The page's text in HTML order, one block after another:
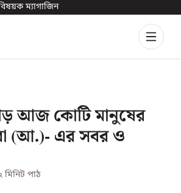
ম্যাগাজিন
আজ কোটি মানুষের
(আ.)- এর সবর ও
মিনিট পাঠ